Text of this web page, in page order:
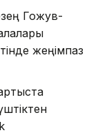
Гожув-
жеңімпаз